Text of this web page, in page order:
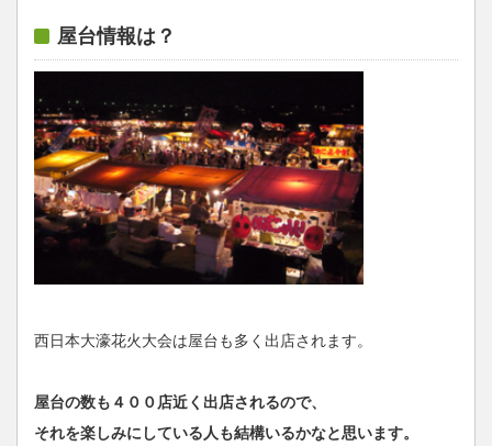
屋台情報は？
西日本大濠花火大会は屋台も多く出店されます。
屋台の数も４００店近く出店されるので、
それを楽しみにしている人も結構いるかなと思います。